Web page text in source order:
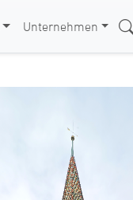
Unternehmen